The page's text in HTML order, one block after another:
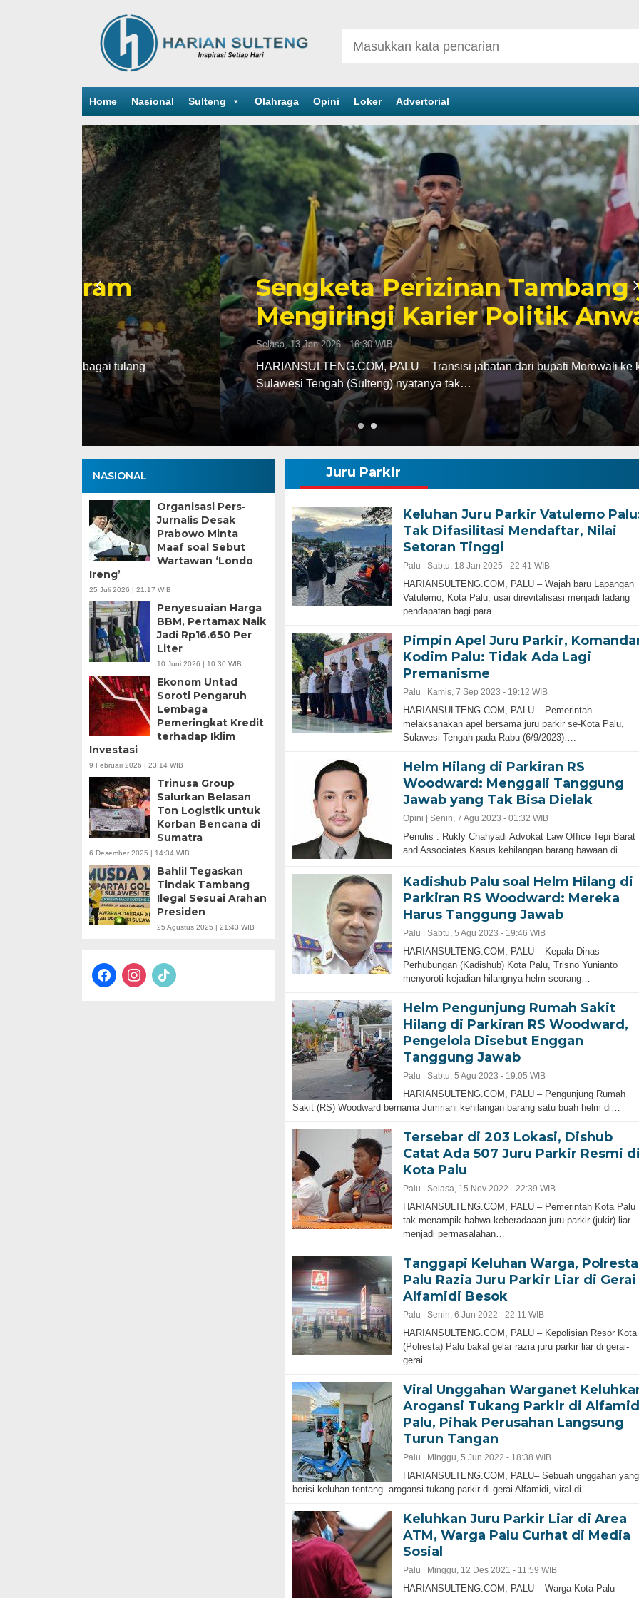
Home Nasional Sulteng Olahraga Opini Loker Advertorial
Sengketa Perizinan Tambang yang
Mengiringi Karier Politik Anwar Hafid
Selasa, 13 Jan 2026 - 16:30 WIB
HARIANSULTENG.COM, PALU – Transisi jabatan dari bupati Morowali ke kursi gubernur
Sulawesi Tengah (Sulteng) nyatanya tak…
NASIONAL
Organisasi Pers-
Jurnalis Desak
Prabowo Minta
Maaf soal Sebut
Wartawan ‘Londo
Ireng’
25 Juli 2026 | 21:17 WIB
Penyesuaian Harga
BBM, Pertamax Naik
Jadi Rp16.650 Per
Liter
10 Juni 2026 | 10:30 WIB
Ekonom Untad
Soroti Pengaruh
Lembaga
Pemeringkat Kredit
terhadap Iklim
Investasi
9 Februari 2026 | 23:14 WIB
Trinusa Group
Salurkan Belasan
Ton Logistik untuk
Korban Bencana di
Sumatra
6 Desember 2025 | 14:34 WIB
Bahlil Tegaskan
Tindak Tambang
Ilegal Sesuai Arahan
Presiden
25 Agustus 2025 | 21:43 WIB
facebookinstagram
tiktok
Juru Parkir
Keluhan Juru Parkir Vatulemo
Tak Difasilitasi Mendaftar, Nilai
Setoran Tinggi
Palu | Sabtu, 18 Jan 2025 - 22:41 WIB
HARIANSULTENG.COM, PALU – Wajah baru Lapangan
Vatulemo, Kota Palu, usai direvitalisasi menjadi ladang
pendapatan bagi para…
Pimpin Apel Juru Parkir,
Kodim Palu: Tidak Ada Lagi
Premanisme
Palu | Kamis, 7 Sep 2023 - 19:12 WIB
HARIANSULTENG.COM, PALU – Pemerintah
melaksanakan apel bersama juru parkir se-Kota Palu,
Sulawesi Tengah pada Rabu (6/9/2023)….
Helm Hilang di Parkiran RS
Woodward: Menggali Tanggung
Jawab yang Tak Bisa Dielak
Opini | Senin, 7 Agu 2023 - 01:32 WIB
Penulis : Rukly Chahyadi Advokat Law Office Tepi Barat
and Associates Kasus kehilangan barang bawaan di…
Kadishub Palu soal Helm Hilang di
Parkiran RS Woodward: Mereka
Harus Tanggung Jawab
Palu | Sabtu, 5 Agu 2023 - 19:46 WIB
HARIANSULTENG.COM, PALU – Kepala Dinas
Perhubungan (Kadishub) Kota Palu, Trisno Yunianto
menyoroti kejadian hilangnya helm seorang…
Helm Pengunjung Rumah Sakit
Hilang di Parkiran RS Woodward,
Pengelola Disebut Enggan
Tanggung Jawab
Palu | Sabtu, 5 Agu 2023 - 19:05 WIB
HARIANSULTENG.COM, PALU – Pengunjung Rumah
Sakit (RS) Woodward bernama Jumriani kehilangan barang satu buah helm di…
Tersebar di 203 Lokasi, Dishub
Catat Ada 507 Juru Parkir Resmi
Kota Palu
Palu | Selasa, 15 Nov 2022 - 22:39 WIB
HARIANSULTENG.COM, PALU – Pemerintah Kota Palu
tak menampik bahwa keberadaaan juru parkir (jukir) liar
menjadi permasalahan…
Tanggapi Keluhan Warga, Polresta
Palu Razia Juru Parkir Liar di Gerai
Alfamidi Besok
Palu | Senin, 6 Jun 2022 - 22:11 WIB
HARIANSULTENG.COM, PALU – Kepolisian Resor Kota
(Polresta) Palu bakal gelar razia juru parkir liar di gerai-
gerai…
Viral Unggahan Warganet
Arogansi Tukang Parkir di
Palu, Pihak Perusahan Langsung
Turun Tangan
Palu | Minggu, 5 Jun 2022 - 18:38 WIB
HARIANSULTENG.COM, PALU– Sebuah unggahan yang
berisi keluhan tentang arogansi tukang parkir di gerai Alfamidi, viral di…
Keluhkan Juru Parkir Liar di Area
ATM, Warga Palu Curhat di Media
Sosial
Palu | Minggu, 12 Des 2021 - 11:59 WIB
HARIANSULTENG.COM, PALU – Warga Kota Palu